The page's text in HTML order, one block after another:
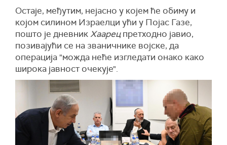
Остаје, међутим, нејасно у којем ће обиму и
којом силином Израелци ући у Појас Газе,
пошто је дневникХаарецпретходно јавио,
позивајући се на званичнике војске, да
операција "можда неће изгледати онако како
широка јавност очекује".